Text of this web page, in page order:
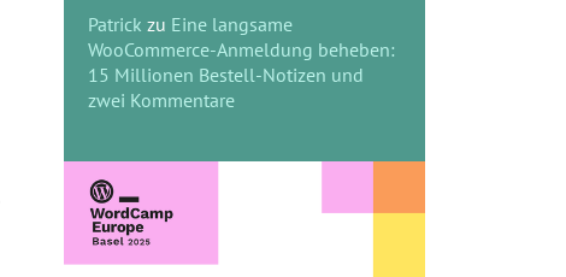
Patrick zu Eine langsame
WooCommerce-Anmeldung beheben:
15 Millionen Bestell-Notizen und
zwei Kommentare